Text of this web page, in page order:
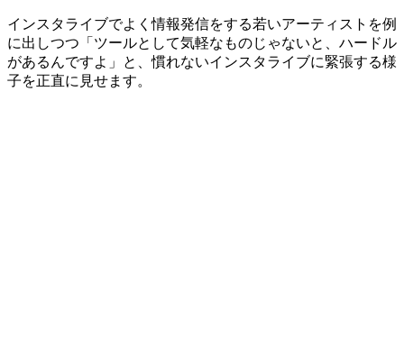
インスタライブでよく情報発信をする若いアーティストを例
に出しつつ「ツールとして気軽なものじゃないと、ハードル
があるんですよ」と、慣れないインスタライブに緊張する様
子を正直に見せます。